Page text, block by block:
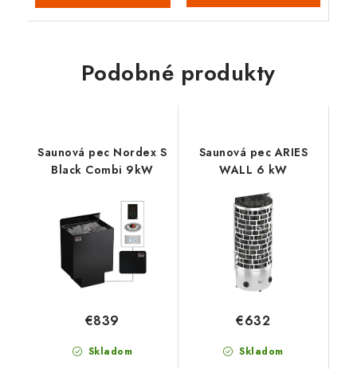
Podobné produkty
Saunová pec Nordex S
Black Combi 9kW
Skladom
€839
Saunová pec ARIES
WALL 6 kW
Skladom
€632